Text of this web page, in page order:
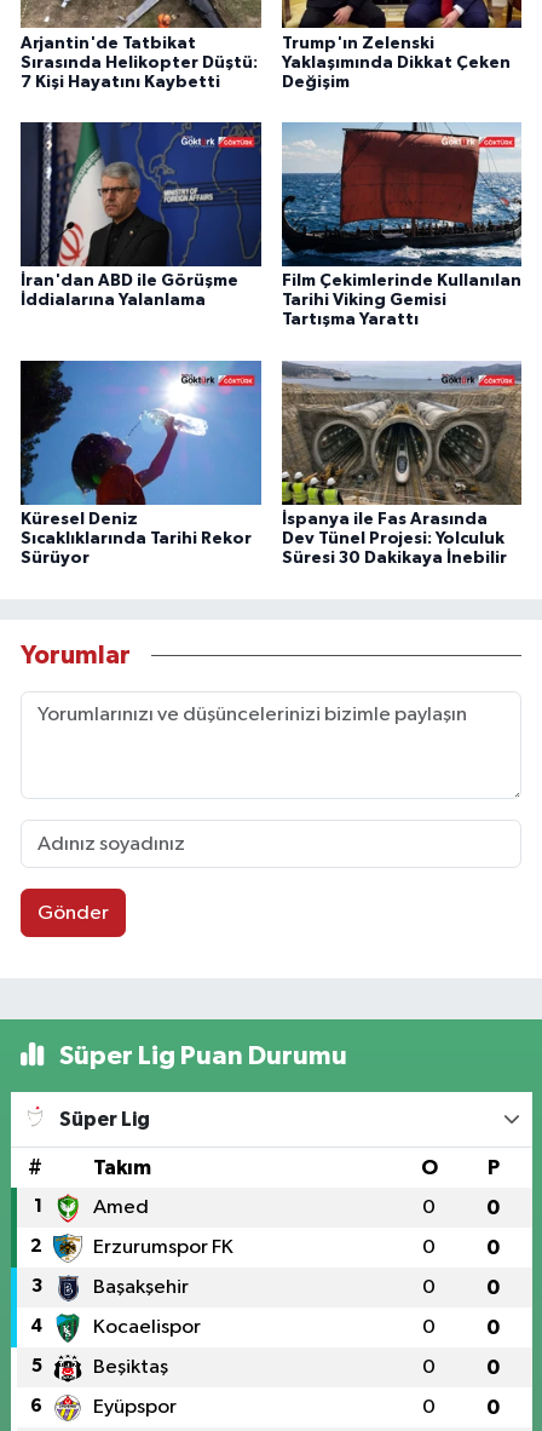
Arjantin'de Tatbikat
Sırasında Helikopter Düştü:
7 Kişi Hayatını Kaybetti
Trump'ın Zelenski
Yaklaşımında Dikkat Çeken
Değişim
İran'dan ABD ile Görüşme
İddialarına Yalanlama
Film Çekimlerinde Kullanılan
Tarihi Viking Gemisi
Tartışma Yarattı
Küresel Deniz
Sıcaklıklarında Tarihi Rekor
Sürüyor
İspanya ile Fas Arasında
Dev Tünel Projesi: Yolculuk
Süresi 30 Dakikaya İnebilir
Yorumlar
Gönder
Süper Lig Puan Durumu
Süper Lig
# Takım O P
1 Amed 0 0
2 Erzurumspor FK 0 0
3 Başakşehir 0 0
4 Kocaelispor 0 0
5 Beşiktaş 0 0
6 Eyüpspor 0 0